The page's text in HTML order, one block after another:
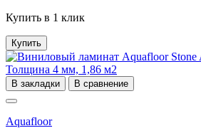
Купить в 1 клик
Купить
В закладки В сравнение
Aquafloor